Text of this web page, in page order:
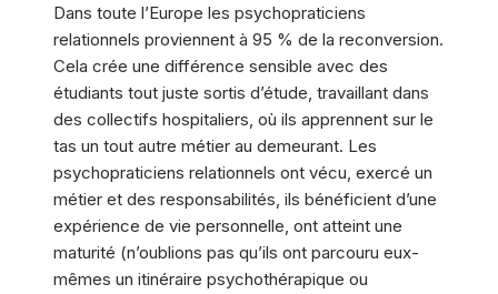
Dans toute l’Europe les psychopraticiens
relationnels proviennent à 95 % de la reconversion.
Cela crée une différence sensible avec des
étudiants tout juste sortis d’étude, travaillant dans
des collectifs hospitaliers, où ils apprennent sur le
tas un tout autre métier au demeurant. Les
psychopraticiens relationnels ont vécu, exercé un
métier et des responsabilités, ils bénéficient d’une
expérience de vie personnelle, ont atteint une
maturité (n’oublions pas qu’ils ont parcouru eux-
mêmes un itinéraire psychothérapique ou